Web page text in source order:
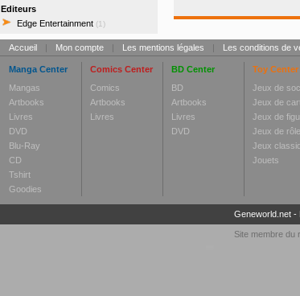
Editeurs
Edge Entertainment (1)
Accueil | Mon compte | Les mentions légales | Les conditions de
Manga Center
Mangas
Artbooks
Livres
DVD
Blu-Ray
CD
Tshirt
Goodies
Comics Center
Comics
Artbooks
Livres
BD Center
BD
Artbooks
Livres
DVD
Toy Center
Jeux de
Jeux de
Jeux de
Jeux de rôle
Jeux
Jouets
Geneworld.net-
Site membre du